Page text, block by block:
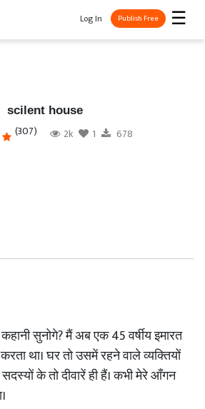
☰
Log In Publish Free
scilent house
(307) 2k 1 678
कहानी सुनोगे? मैं अब एक 45 वर्षीय इमारत
था। घर तो उसमें रहने वाले व्यक्तियों
सदस्यों के तो दीवारें ही हैं। कभी मेरे आँगन